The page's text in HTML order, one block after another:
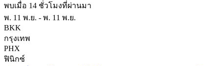
พบเมื่อ 14 ชั่วโมงที่ผ่านมา
พ. 11 พ.ย. - พ. 11 พ.ย.
BKK
กรุงเทพ
PHX
ฟินิกซ์